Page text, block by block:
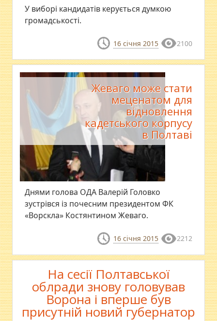
У виборі кандидатів керується думкою
громадськості.
16 січня 2015 2100
Жеваго може стати
меценатом для
відновлення
кадетського корпусу
в Полтаві
Днями голова ОДА Валерій Головко
зустрівся із почесним президентом ФК
«Ворскла» Костянтином Жеваго.
16 січня 2015 2212
На сесії Полтавської
облради знову головував
Ворона і вперше був
присутній новий губернатор